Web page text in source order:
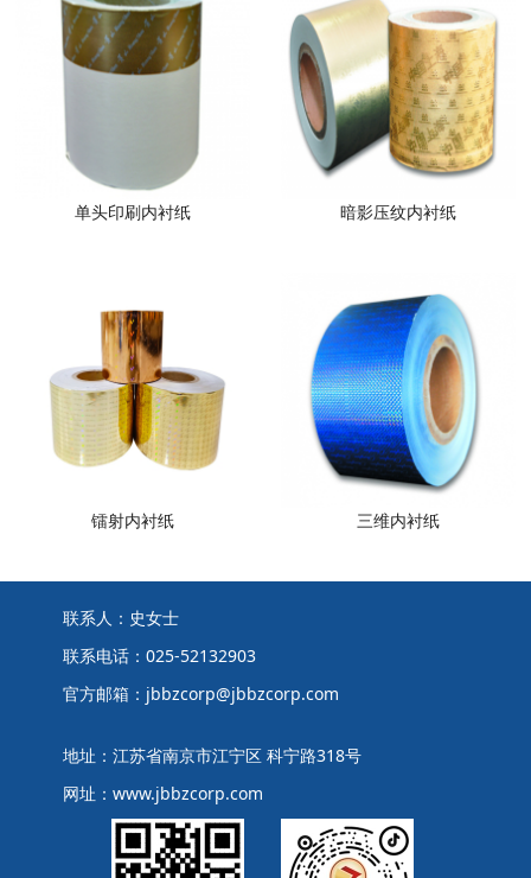
单头印刷内衬纸 暗影压纹内衬纸
镭射内衬纸 三维内衬纸
联系人：史女士
联系电话：025-52132903
官方邮箱：jbbzcorp@jbbzcorp.com
地址：江苏省南京市江宁区 科宁路318号
网址：www.jbbzcorp.com